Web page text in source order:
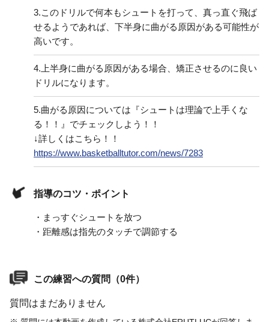
3.このドリルで何本もシュートを打って、真っ直ぐ飛ば
せるようであれば、下半身に曲がる原因がある可能性が
高いです。
4. 上半身に曲がる原因がある場合、矯正させるのに良い
ドリルになります。
5.曲がる原因については『シュートは理論で上手くな
る！！』でチェックしよう！！
↓詳しくはこちら！！
https://www.basketballtutor.com/news/7283
指導のコツ・ポイント
・まっすぐシュートを放つ
・距離感は指先のタッチで調節する
この練習への質問（0件）
質問はまだありません